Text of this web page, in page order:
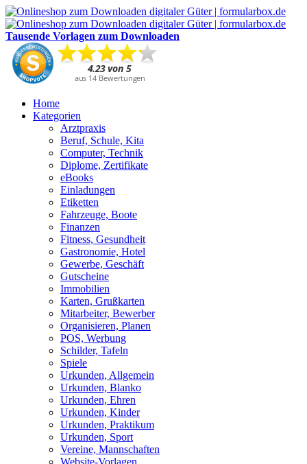
Tausende Vorlagen zum Downloaden
Home
Kategorien
Arztpraxis
Beruf, Schule, Kita
Computer, Technik
Diplome, Zertifikate
eBooks
Einladungen
Etiketten
Fahrzeuge, Boote
Finanzen
Fitness, Gesundheit
Gastronomie, Hotel
Gewerbe, Geschäft
Gutscheine
Immobilien
Karten, Grußkarten
Mitarbeiter, Bewerber
Organisieren, Planen
POS, Werbung
Schilder, Tafeln
Spiele
Urkunden, Allgemein
Urkunden, Blanko
Urkunden, Ehren
Urkunden, Kinder
Urkunden, Praktikum
Urkunden, Sport
Vereine, Mannschaften
Website-Vorlagen